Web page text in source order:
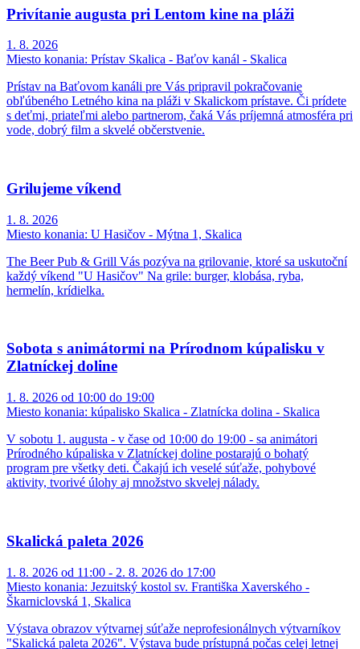
Privítanie augusta pri Lentom kine na pláži
1. 8. 2026
Miesto konania: Prístav Skalica - Baťov kanál - Skalica
Prístav na Baťovom kanáli pre Vás pripravil pokračovanie
obľúbeného Letného kina na pláži v Skalickom prístave. Či prídete
s deťmi, priateľmi alebo partnerom, čaká Vás príjemná atmosféra pri
vode, dobrý film a skvelé občerstvenie.
Grilujeme víkend
1. 8. 2026
Miesto konania: U Hasičov - Mýtna 1, Skalica
The Beer Pub & Grill Vás pozýva na grilovanie, ktoré sa uskutoční
každý víkend "U Hasičov" Na grile: burger, klobása, ryba,
hermelín, krídielka.
Sobota s animátormi na Prírodnom kúpalisku v
Zlatníckej doline
1. 8. 2026 od 10:00 do 19:00
Miesto konania: kúpalisko Skalica - Zlatnícka dolina - Skalica
V sobotu 1. augusta - v čase od 10:00 do 19:00 - sa animátori
Prírodného kúpaliska v Zlatníckej doline postarajú o bohatý
program pre všetky deti. Čakajú ich veselé súťaže, pohybové
aktivity, tvorivé úlohy aj množstvo skvelej nálady.
Skalická paleta 2026
1. 8. 2026 od 11:00 - 2. 8. 2026 do 17:00
Miesto konania: Jezuitský kostol sv. Františka Xaverského -
Škarniclovská 1, Skalica
Výstava obrazov výtvarnej súťaže neprofesionálnych výtvarníkov
"Skalická paleta 2026". Výstava bude prístupná počas celej letnej